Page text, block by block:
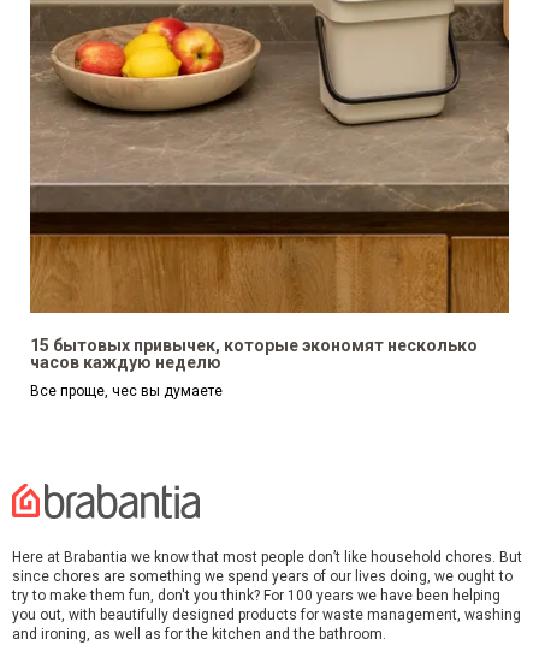
15 бытовых привычек, которые экономят несколько
часов каждую неделю
Все проще, чес вы думаете
Here at Brabantia we know that most people don’t like household chores. But
since chores are something we spend years of our lives doing, we ought to
try to make them fun, don't you think? For 100 years we have been helping
you out, with beautifully designed products for waste management, washing
and ironing, as well as for the kitchen and the bathroom.